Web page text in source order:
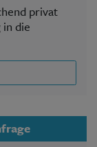
privat
die